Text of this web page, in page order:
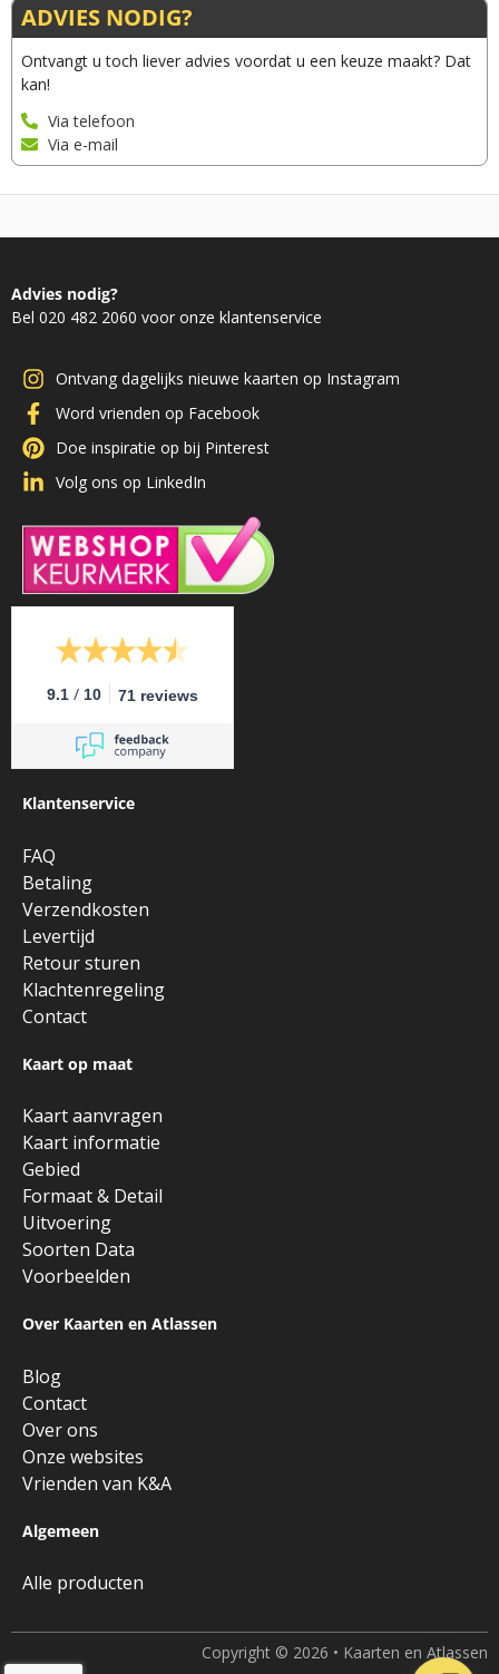
ADVIES NODIG?
Ontvangt u toch liever advies voordat u een keuze maakt? Dat
kan!
Via telefoon
Via e-mail
Advies nodig?
Bel 020 482 2060 voor onze klantenservice
Ontvang dagelijks nieuwe kaarten op Instagram
Word vrienden op Facebook
Doe inspiratie op bij Pinterest
Volg ons op LinkedIn
9.1 / 10 71 reviews
Klantenservice
FAQ
Betaling
Verzendkosten
Levertijd
Retour sturen
Klachtenregeling
Contact
Kaart op maat
Kaart aanvragen
Kaart informatie
Gebied
Formaat & Detail
Uitvoering
Soorten Data
Voorbeelden
Over Kaarten en Atlassen
Blog
Contact
Over ons
Onze websites
Vrienden van K&A
Algemeen
Alle producten
Copyright © 2026 • Kaarten en Atlassen